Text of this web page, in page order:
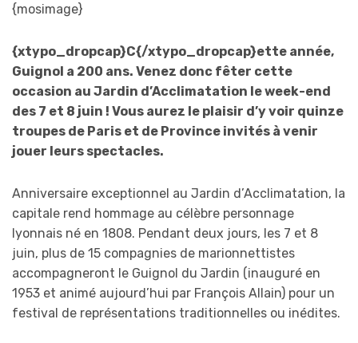
{mosimage}
{xtypo_dropcap}C{/xtypo_dropcap}ette année,
Guignol a 200 ans. Venez donc fêter cette
occasion au Jardin d’Acclimatation le week-end
des 7 et 8 juin ! Vous aurez le plaisir d’y voir quinze
troupes de Paris et de Province invités à venir
jouer leurs spectacles.
Anniversaire exceptionnel au Jardin d’Acclimatation, la
capitale rend hommage au célèbre personnage
lyonnais né en 1808. Pendant deux jours, les 7 et 8
juin, plus de 15 compagnies de marionnettistes
accompagneront le Guignol du Jardin (inauguré en
1953 et animé aujourd’hui par François Allain) pour un
festival de représentations traditionnelles ou inédites.